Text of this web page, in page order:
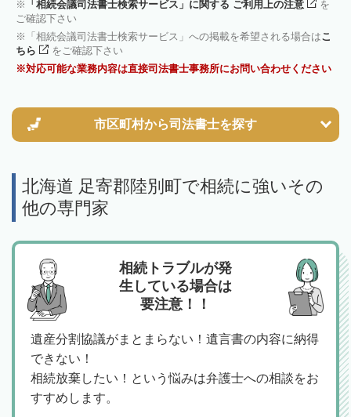
「相続会議司法書士検索サービス」に関する ご利用上の注意
を
ご確認下さい
「相続会議司法書士検索サービス」への掲載を希望される場合はこ
ちら
をご確認下さい
対応可能な業務内容は直接司法書士事務所にお問い合わせください
市区町村から司法書士を探す
北海道 足寄郡陸別町で相続に強いその
他の専門家
相続トラブルが発
生している場合は
要注意！！
遺産分割協議がまとまらない！遺言書の内容に納得
できない！
相続放棄したい！という悩みは弁護士への相談をお
すすめします。